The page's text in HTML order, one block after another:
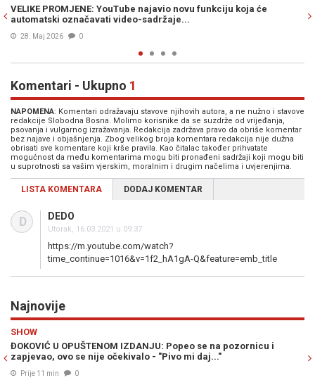
novu funkciju koja će
LEGO KOCKE KAO INSPIRACIJA:
koji producira anti-Trampovske
Komentari - Ukupno 1
NAPOMENA: Komentari odražavaju stavove njihovih autora, a ne nužno i stavove
redakcije Slobodna Bosna. Molimo korisnike da se suzdrže od vrijeđanja,
psovanja i vulgarnog izražavanja. Redakcija zadržava pravo da obriše komentar
bez najave i objašnjenja. Zbog velikog broja komentara redakcija nije dužna
obrisati sve komentare koji krše pravila. Kao čitalac također prihvatate
mogućnost da među komentarima mogu biti pronađeni sadržaji koji mogu biti
u suprotnosti sa vašim vjerskim, moralnim i drugim načelima i uvjerenjima.
LISTA KOMENTARA DODAJ KOMENTAR
D DEDO
Utorak, 16.03.2021 u 09:37
https://m.youtube.com/watch?
time_continue=1016&v=1f2_hA1gA-Q&feature=emb_title
Najnovije
Popeo se na pozornicu i
- "Pivo mi daj..."
MOURINHO POBJESNIO ZBOG
zvijezda odlazi najvećem rivalu